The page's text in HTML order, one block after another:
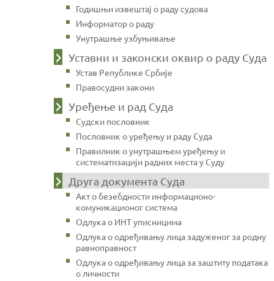
Годишњи извештај о раду судова
Информатор о раду
Унутрашње узбуњивање
Уставни и законски оквир о раду Суда
Устав Републике Србије
Правосудни закони
Уређење и рад Суда
Судски пословник
Пословник о уређењу и раду Суда
Правилник о унутрашњем уређењу и
систематизацији радних места у Суду
Друга документа Суда
Акт о безебдности информационо-
комуникационог система
Одлука о ИНТ уписницима
Одлука о одређивању лица задуженог за родну
равноправност
Одлука о одређивању лица за заштиту података
о личности